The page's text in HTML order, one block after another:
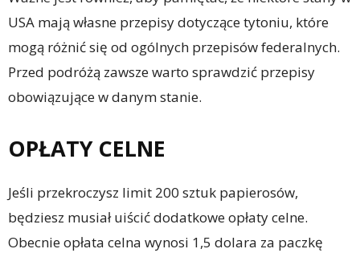
USA mają własne przepisy dotyczące tytoniu, które
mogą różnić się od ogólnych przepisów federalnych.
Przed podróżą zawsze warto sprawdzić przepisy
obowiązujące w danym stanie.
OPŁATY CELNE
Jeśli przekroczysz limit 200 sztuk papierosów,
będziesz musiał uiścić dodatkowe opłaty celne.
Obecnie opłata celna wynosi 1,5 dolara za paczkę